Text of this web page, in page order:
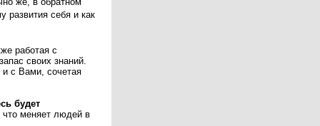
развития себя и как
работая с
своих знаний.
и с Вами, сочетая
будет
что меняет людей в